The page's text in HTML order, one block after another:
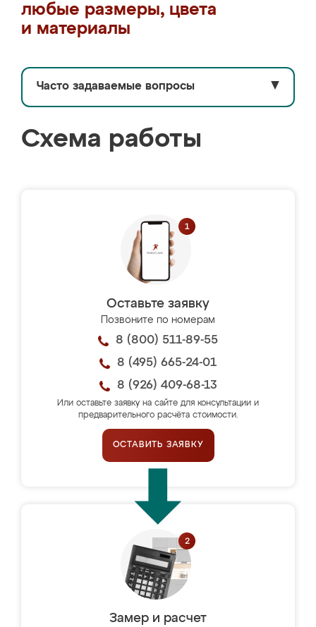
любые размеры, цвета
и материалы
Часто задаваемые вопросы ▼
Схема работы
Оставьте заявку
Позвоните по номерам
8 (800) 511-89-55
8 (495) 665-24-01
8 (926) 409-68-13
Или оставьте заявку на сайте для консультации и
предварительного расчёта стоимости.
ОСТАВИТЬ ЗАЯВКУ
Замер и расчет